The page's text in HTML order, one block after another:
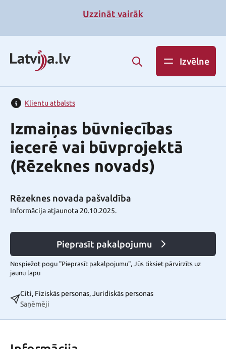
Uzzināt vairāk
Izvēlne
Klientu atbalsts
Izmaiņas būvniecības
iecerē vai būvprojektā
(Rēzeknes novads)
Rēzeknes novada pašvaldība
Informācija atjaunota 20.10.2025.
Pieprasīt pakalpojumu
Nospiežot pogu "Pieprasīt pakalpojumu", Jūs tiksiet pārvirzīts uz
jaunu lapu
Citi, Fiziskās personas, Juridiskās personas
Saņēmēji